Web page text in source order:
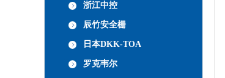
浙江中控
辰竹安全栅
日本DKK-TOA
罗克韦尔